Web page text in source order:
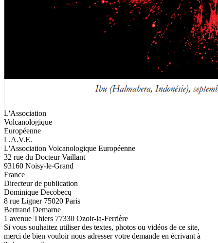
L'Association
Volcanologique
Européenne
L.A.V.E.
L'Association Volcanologique Européenne
32 rue du Docteur Vaillant
93160 Noisy-le-Grand
France
Directeur de publication
Dominique Decobecq
8 rue Ligner 75020 Paris
Bertrand Demarne
1 avenue Thiers 77330 Ozoir-la-Ferrière
Si vous souhaitez utiliser des textes, photos ou vidéos de ce site,
merci de bien vouloir nous adresser votre demande en écrivant à